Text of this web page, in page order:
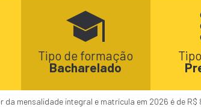
Tipo de formação
Bacharelado
mensalidade integral e matrícula em 2026 é de R$